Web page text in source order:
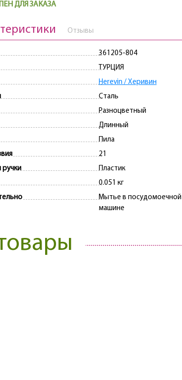
ДЛЯ ЗАКАЗА
Отзывы
361205-804
ТУРЦИЯ
Herevin / Херивин
Сталь
Разноцветный
Длинный
Пила
21
ручки
Пластик
0.051 кг
Мытье в посудомоечной
машине